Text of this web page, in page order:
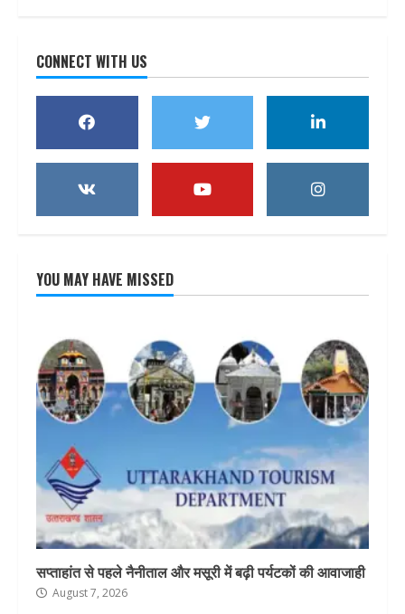
CONNECT WITH US
YOU MAY HAVE MISSED
सप्ताहांत से पहले नैनीताल और मसूरी में बढ़ी पर्यटकों की आवाजाही
August 7, 2026